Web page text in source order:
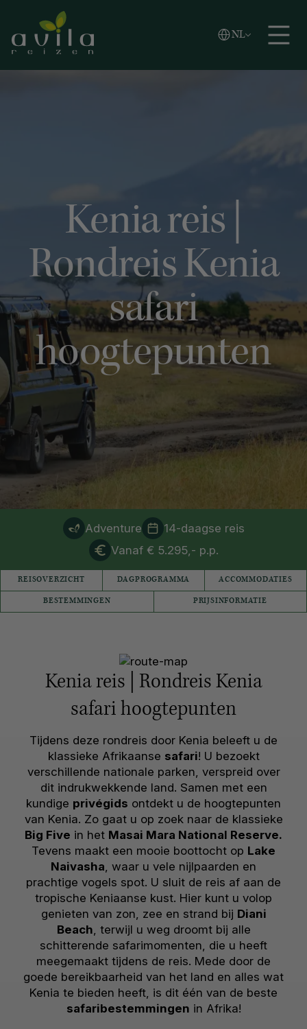
Zoeken
NL
Vlaams
English
Kenia reis |
Rondreis Kenia
safari
hoogtepunten
Adventure
14-daagse reis
Vanaf € 5.295,- p.p.
REISOVERZICHT DAGPROGRAMMA ACCOMMODATIES
BESTEMMINGEN PRIJSINFORMATIE
Kenia reis | Rondreis Kenia
safari hoogtepunten
Tijdens deze rondreis door Kenia beleeft u de
klassieke Afrikaanse safari! U bezoekt
verschillende nationale parken, verspreid over
dit indrukwekkende land. Samen met een
kundige privégids ontdekt u de hoogtepunten
van Kenia. Zo gaat u op zoek naar de klassieke
Big Five in het Masai Mara National Reserve.
Tevens maakt een mooie boottocht op Lake
Naivasha, waar u vele nijlpaarden en
prachtige vogels spot. U sluit de reis af aan de
tropische Keniaanse kust. Hier kunt u volop
genieten van zon, zee en strand bij Diani
Beach, terwijl u weg droomt bij alle
schitterende safarimomenten, die u heeft
meegemaakt tijdens de reis. Mede door de
goede bereikbaarheid van het land en alles wat
Kenia te bieden heeft, is dit één van de beste
safaribestemmingen in Afrika!